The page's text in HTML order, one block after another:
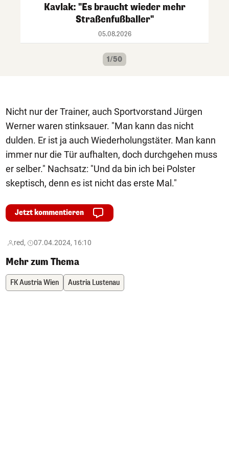
Kavlak: "Es braucht wieder mehr
Straßenfußballer"
05.08.2026
1/50
Nicht nur der Trainer, auch Sportvorstand Jürgen
Werner waren stinksauer. "Man kann das nicht
dulden. Er ist ja auch Wiederholungstäter. Man kann
immer nur die Tür aufhalten, doch durchgehen muss
er selber." Nachsatz: "Und da bin ich bei Polster
skeptisch, denn es ist nicht das erste Mal."
Jetzt kommentieren
red, 07.04.2024, 16:10
Mehr zum Thema
FK Austria Wien Austria Lustenau